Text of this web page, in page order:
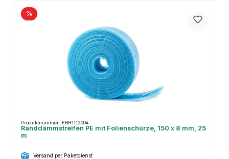
%
Produktnummer: FBH1112004
Randdämmstreifen PE mit Folienschürze, 150 x 8 mm, 25
m
Versand per Paketdienst